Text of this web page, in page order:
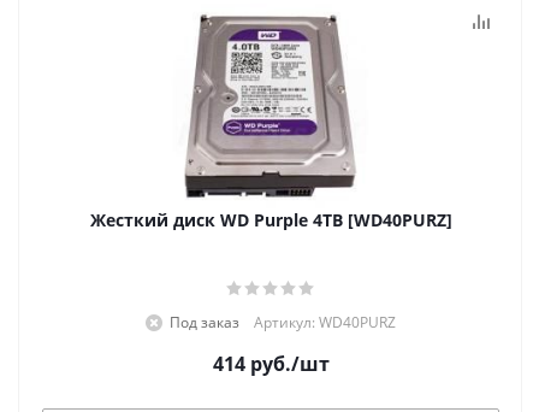
Жесткий диск WD Purple 4TB [WD40PURZ]
Под заказ Артикул: WD40PURZ
414руб./шт